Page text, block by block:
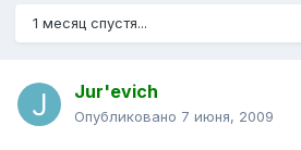
1 месяц спустя...
Jur'evich
Опубликовано 7 июня, 2009